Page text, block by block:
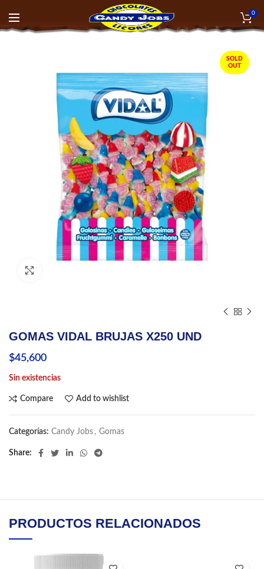
0
SOLD
OUT
GOMAS VIDAL BRUJAS X250 UND
$45,600
Sin existencias
Compare Add to wishlist
Categorías: Candy Jobs , Gomas
Share
PRODUCTOS RELACIONADOS